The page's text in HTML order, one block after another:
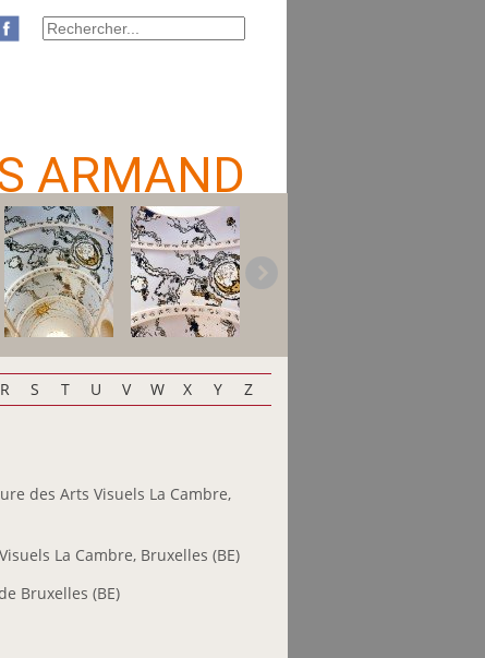
ARMAND
R S T U V W X Y Z
des Arts Visuels La Cambre,
La Cambre, Bruxelles (BE)
Bruxelles (BE)